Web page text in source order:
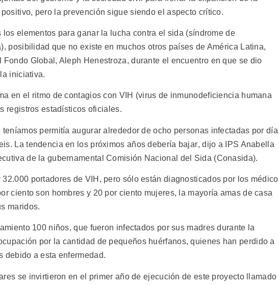
pero la prevención sigue siendo el aspecto crítico.
los elementos para ganar la lucha contra el sida (síndrome de
posibilidad que no existe en muchos otros países de América Latina,
Global, Aleph Henestroza, durante el encuentro en que se dio
iniciativa.
en el ritmo de contagios con VIH (virus de inmunodeficiencia humana
registros estadísticos oficiales.
teníamos permitía augurar alrededor de ocho personas infectadas por
La tendencia en los próximos años debería bajar, dijo a IPS Anabella
de la gubernamental Comisión Nacional del Sida (Conasida).
portadores de VIH, pero sólo están diagnosticados por los
ciento son hombres y 20 por ciento mujeres, la mayoría amas de casa
maridos.
100 niños, que fueron infectados por sus madres durante la
por la cantidad de pequeños huérfanos, quienes han perdido a
debido a esta enfermedad.
se invirtieron en el primer año de ejecución de este proyecto llamado